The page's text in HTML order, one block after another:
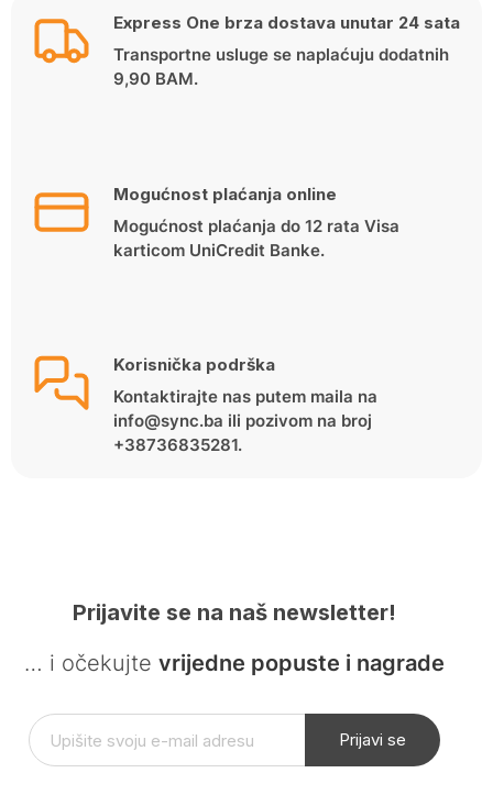
Express One brza dostava unutar 24 sata
Transportne usluge se naplaćuju dodatnih
9,90 BAM.
Mogućnost plaćanja online
Mogućnost plaćanja do 12 rata Visa
karticom UniCredit Banke.
Korisnička podrška
Kontaktirajte nas putem maila na
info@sync.ba ili pozivom na broj
+38736835281.
Prijavite se na naš newsletter!
… i očekujte vrijedne popuste i nagrade
Prijavi se